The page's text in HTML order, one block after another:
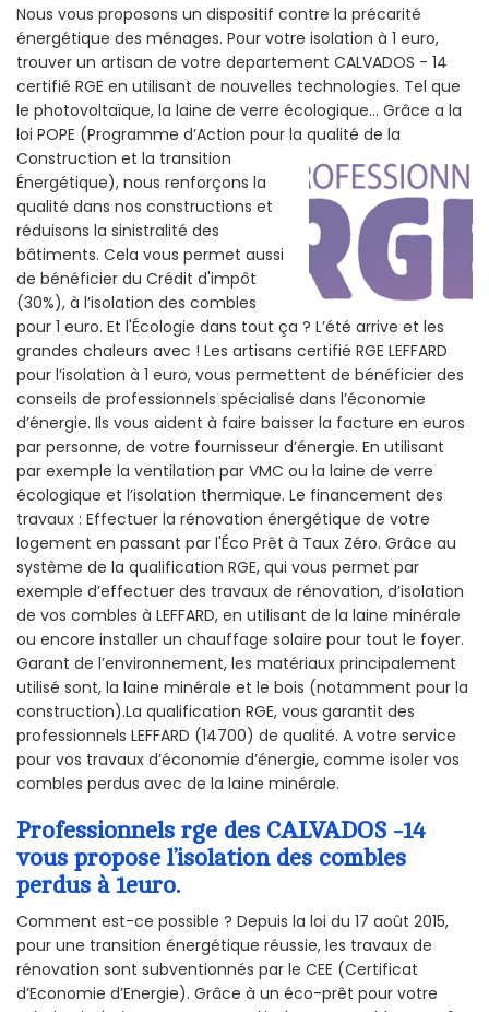
Nous vous proposons un dispositif contre la précarité
énergétique des ménages. Pour votre isolation à 1 euro,
trouver un artisan de votre departement CALVADOS - 14
certifié RGE en utilisant de nouvelles technologies. Tel que
le photovoltaïque, la laine de verre écologique... Grâce a la
loi POPE (Programme d’Action pour la qualité de la
Construction et la transition
Énergétique), nous renforçons la
qualité dans nos constructions et
réduisons la sinistralité des
bâtiments. Cela vous permet aussi
de bénéficier du Crédit d'impôt
(30%), à l’isolation des combles
pour 1 euro. Et l'Écologie dans tout ça ? L’été arrive et les
grandes chaleurs avec ! Les artisans certifié RGE LEFFARD
pour l’isolation à 1 euro, vous permettent de bénéficier des
conseils de professionnels spécialisé dans l’économie
d’énergie. Ils vous aident à faire baisser la facture en euros
par personne, de votre fournisseur d’énergie. En utilisant
par exemple la ventilation par VMC ou la laine de verre
écologique et l’isolation thermique. Le financement des
travaux : Effectuer la rénovation énergétique de votre
logement en passant par l'Éco Prêt à Taux Zéro. Grâce au
système de la qualification RGE, qui vous permet par
exemple d’effectuer des travaux de rénovation, d’isolation
de vos combles à LEFFARD, en utilisant de la laine minérale
ou encore installer un chauffage solaire pour tout le foyer.
Garant de l’environnement, les matériaux principalement
utilisé sont, la laine minérale et le bois (notamment pour la
construction).La qualification RGE, vous garantit des
professionnels LEFFARD (14700) de qualité. A votre service
pour vos travaux d’économie d’énergie, comme isoler vos
combles perdus avec de la laine minérale.
Professionnels rge des CALVADOS -14
vous propose l’isolation des combles
perdus à 1euro.
Comment est-ce possible ? Depuis la loi du 17 août 2015,
pour une transition énergétique réussie, les travaux de
rénovation sont subventionnés par le CEE (Certificat
d’Economie d’Energie). Grâce à un éco-prêt pour votre